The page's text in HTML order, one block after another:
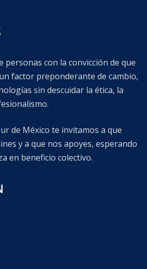
personas con la convicción de que
factor preponderante de cambio,
sin descuidar la ética, la
de México te invitamos a que
y a que nos apoyes, esperando
en beneficio colectivo.